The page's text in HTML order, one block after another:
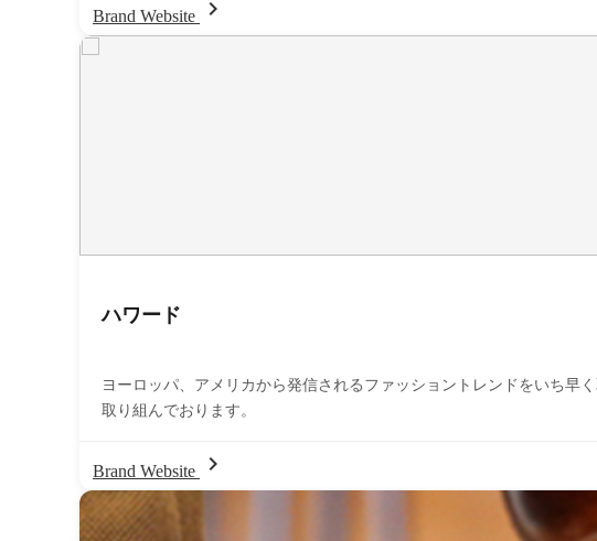
Brand Website chevron_right
ハワード
ヨーロッパ、アメリカから発信されるファッショントレンドをいち早
取り組んでおります。
Brand Website chevron_right